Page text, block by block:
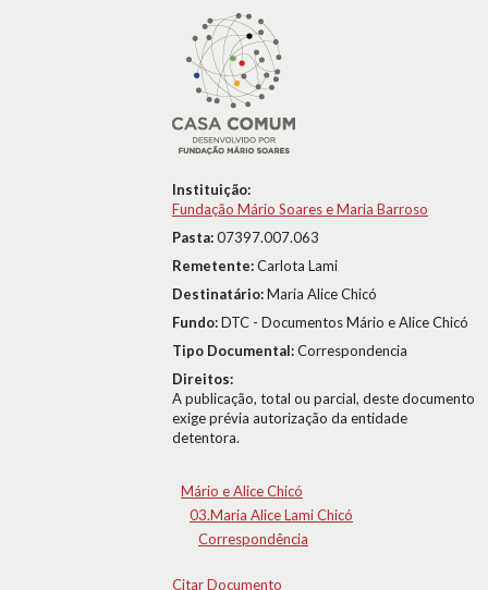
Instituição:
Fundação Mário Soares e Maria Barroso
Pasta:07397.007.063
Remetente:Carlota Lami
Destinatário:Maria Alice Chicó
Fundo:DTC - Documentos Mário e Alice Chicó
Tipo Documental:Correspondencia
Direitos:
A publicação, total ou parcial, deste documento
exige prévia autorização da entidade
detentora.
Mário e Alice Chicó
03.Maria Alice Lami Chicó
Correspondência
Citar Documento